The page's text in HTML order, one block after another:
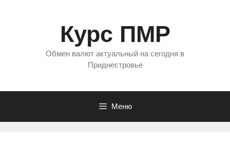
Курс ПМР
Обмен валют актуальный на сегодня в
Приднестровье
Меню